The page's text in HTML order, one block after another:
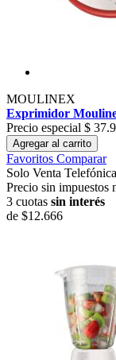
MOULINEX
Exprimidor
Precio especial $
Agregar al carrito
Favoritos Comparar
Solo Venta Telefónica
Precio sin impuestos
3 cuotas sin interés
de $12.666